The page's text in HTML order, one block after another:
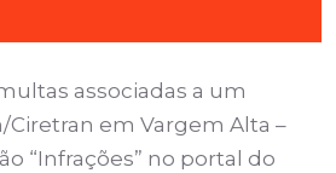
associadas a um
Ciretran em Vargem Alta –
“Infrações” no portal do